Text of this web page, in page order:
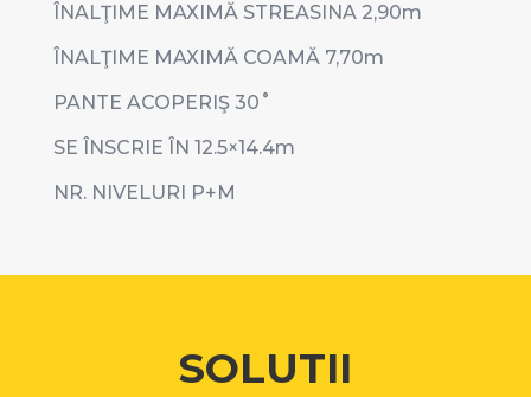
ÎNALŢIME MAXIMĂ STREASINA 2,90m
ÎNALŢIME MAXIMĂ COAMĂ 7,70m
PANTE ACOPERIŞ 30˚
SE ÎNSCRIE ÎN 12.5×14.4m
NR. NIVELURI P+M
SOLUTII